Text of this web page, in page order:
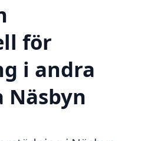
för
i andra
Näsbyn